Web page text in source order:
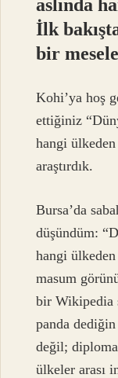
aslında
İlk
bir mesele
Kohi’ya hoş
ettiğiniz
hangi
araştırdık.
Bursa’da
düşündüm:
hangi
masum
bir Wikipedia
panda
değil;
ülkeler arası